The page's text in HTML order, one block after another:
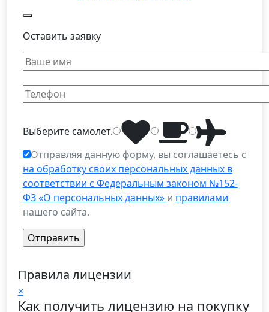
Оставить заявку
Выберитесамолет.
Отправляя данную форму, вы соглашаетесь с
на обработку своих персональных данных в
соответствии с Федеральным законом №152-
ФЗ «О персональных данных» и правилами
нашего сайта.
Правила лицензии
×
Как получить лицензию на покупку